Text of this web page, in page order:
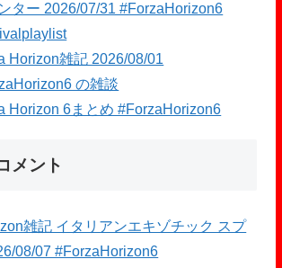
ター 2026/07/31 #ForzaHorizon6
Horizon雑記 2026/08/01
の雑談
Horizon 6まとめ #ForzaHorizon6
メント
雑記 イタリアンエキゾチック スプ
08/07 #ForzaHorizon6